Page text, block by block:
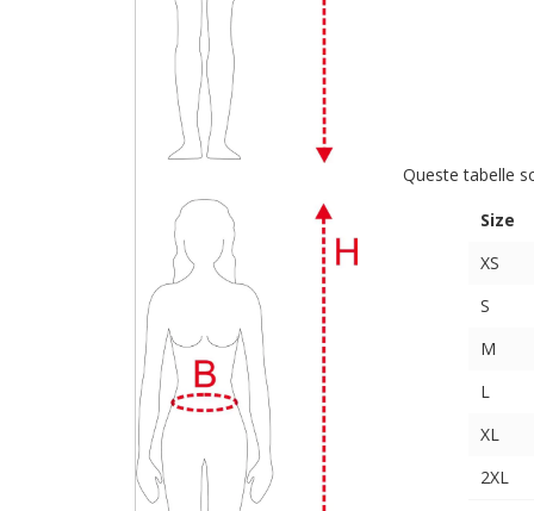
Queste tabelle
Size
XS
S
M
L
XL
2XL